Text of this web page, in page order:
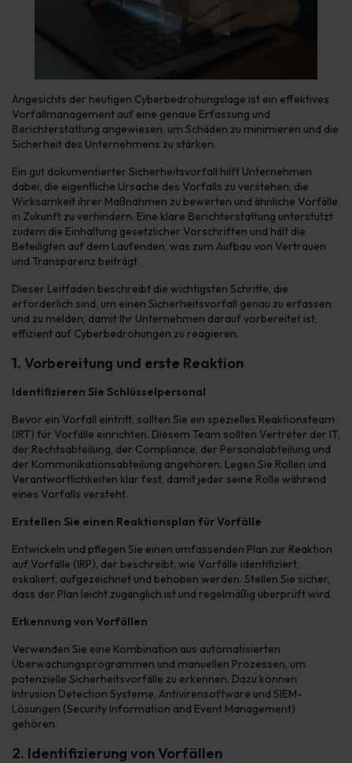
Angesichts der heutigen Cyberbedrohungslage ist ein effektives
Vorfallmanagement auf eine genaue Erfassung und
Berichterstattung angewiesen, um Schäden zu minimieren und die
Sicherheit des Unternehmens zu stärken.
Ein gut dokumentierter Sicherheitsvorfall hilft Unternehmen
dabei, die eigentliche Ursache des Vorfalls zu verstehen, die
Wirksamkeit ihrer Maßnahmen zu bewerten und ähnliche Vorfälle
in Zukunft zu verhindern. Eine klare Berichterstattung unterstützt
zudem die Einhaltung gesetzlicher Vorschriften und hält die
Beteiligten auf dem Laufenden, was zum Aufbau von Vertrauen
und Transparenz beiträgt.
Dieser Leitfaden beschreibt die wichtigsten Schritte, die
erforderlich sind, um einen Sicherheitsvorfall genau zu erfassen
und zu melden, damit Ihr Unternehmen darauf vorbereitet ist,
effizient auf Cyberbedrohungen zu reagieren.
1. Vorbereitung und erste Reaktion
Identifizieren Sie Schlüsselpersonal
Bevor ein Vorfall eintritt, sollten Sie ein spezielles Reaktionsteam
(IRT) für Vorfälle einrichten. Diesem Team sollten Vertreter der IT,
der Rechtsabteilung, der Compliance, der Personalabteilung und
der Kommunikationsabteilung angehören. Legen Sie Rollen und
Verantwortlichkeiten klar fest, damit jeder seine Rolle während
eines Vorfalls versteht.
Erstellen Sie einen Reaktionsplan für Vorfälle
Entwickeln und pflegen Sie einen umfassenden Plan zur Reaktion
auf Vorfälle (IRP), der beschreibt, wie Vorfälle identifiziert,
eskaliert, aufgezeichnet und behoben werden. Stellen Sie sicher,
dass der Plan leicht zugänglich ist und regelmäßig überprüft wird.
Erkennung von Vorfällen
Verwenden Sie eine Kombination aus automatisierten
Überwachungsprogrammen und manuellen Prozessen, um
potenzielle Sicherheitsvorfälle zu erkennen. Dazu können
Intrusion Detection Systeme, Antivirensoftware und SIEM-
Lösungen (Security Information and Event Management)
gehören.
2. Identifizierung von Vorfällen